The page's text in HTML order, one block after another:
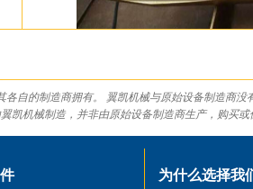
各自的制造商拥有。 翼凯机械与原始设备制造商
凯机械制造，并非由原始设备制造商生产，购买或
为什么选择我